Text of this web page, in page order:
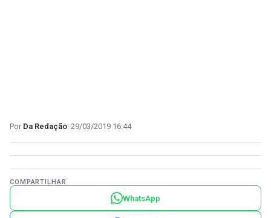
Da Redação 29/03/2019 16:44
COMPARTILHAR
WhatsApp